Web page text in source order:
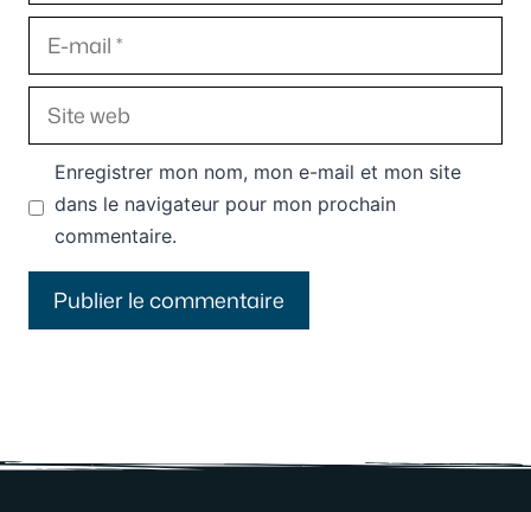
E-
mail
Site
web
Enregistrer mon nom, mon e-mail et mon site
dans le navigateur pour mon prochain
commentaire.